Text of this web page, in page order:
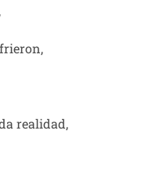
realidad,